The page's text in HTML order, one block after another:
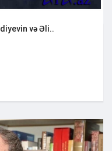
və Əli..